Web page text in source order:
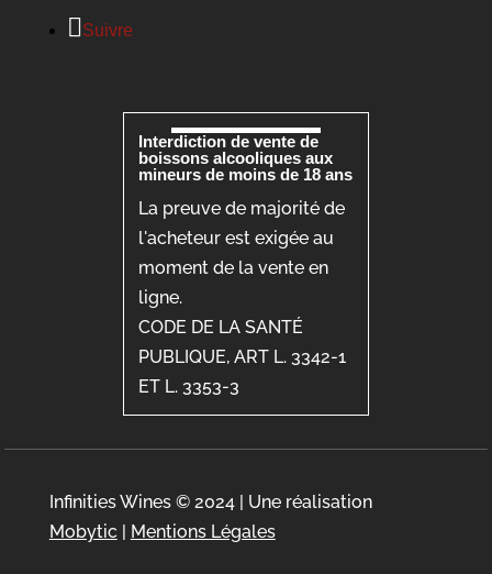
Suivre
Interdiction de vente de
boissons alcooliques aux
mineurs de moins de 18 ans
La preuve de majorité de
l'acheteur est exigée au
moment de la vente en
ligne.
CODE DE LA SANTÉ
PUBLIQUE, ART L. 3342-1
ET L. 3353-3
Infinities Wines © 2024 | Une réalisation
Mobytic | Mentions Légales